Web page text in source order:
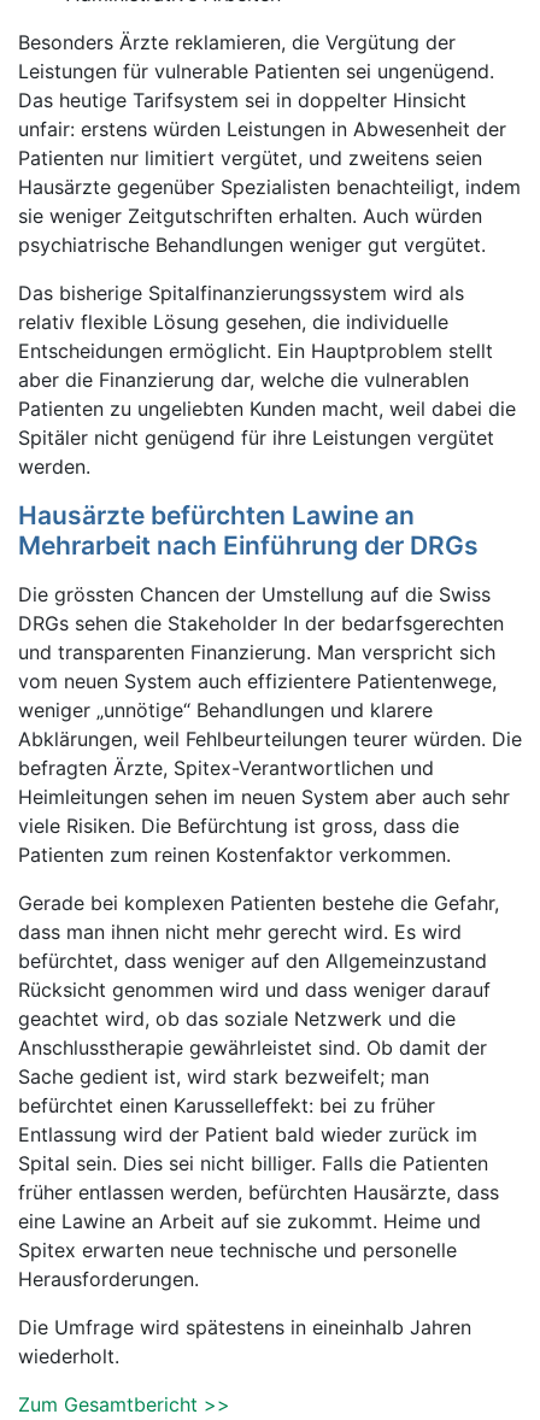
Besonders Ärzte reklamieren, die Vergütung der
Leistungen für vulnerable Patienten sei ungenügend.
Das heutige Tarifsystem sei in doppelter Hinsicht
unfair: erstens würden Leistungen in Abwesenheit der
Patienten nur limitiert vergütet, und zweitens seien
Hausärzte gegenüber Spezialisten benachteiligt, indem
sie weniger Zeitgutschriften erhalten. Auch würden
psychiatrische Behandlungen weniger gut vergütet.
Das bisherige Spitalfinanzierungssystem wird als
relativ flexible Lösung gesehen, die individuelle
Entscheidungen ermöglicht. Ein Hauptproblem stellt
aber die Finanzierung dar, welche die vulnerablen
Patienten zu ungeliebten Kunden macht, weil dabei die
Spitäler nicht genügend für ihre Leistungen vergütet
werden.
Hausärzte befürchten Lawine an
Mehrarbeit nach Einführung der DRGs
Die grössten Chancen der Umstellung auf die Swiss
DRGs sehen die Stakeholder In der bedarfsgerechten
und transparenten Finanzierung. Man verspricht sich
vom neuen System auch effizientere Patientenwege,
weniger „unnötige“ Behandlungen und klarere
Abklärungen, weil Fehlbeurteilungen teurer würden. Die
befragten Ärzte, Spitex-Verantwortlichen und
Heimleitungen sehen im neuen System aber auch sehr
viele Risiken. Die Befürchtung ist gross, dass die
Patienten zum reinen Kostenfaktor verkommen.
Gerade bei komplexen Patienten bestehe die Gefahr,
dass man ihnen nicht mehr gerecht wird. Es wird
befürchtet, dass weniger auf den Allgemeinzustand
Rücksicht genommen wird und dass weniger darauf
geachtet wird, ob das soziale Netzwerk und die
Anschluss­therapie gewährleistet sind. Ob damit der
Sache gedient ist, wird stark bezweifelt; man
befürchtet einen Karusselleffekt: bei zu früher
Entlassung wird der Patient bald wieder zurück im
Spital sein. Dies sei nicht billiger. Falls die Patienten
früher entlassen werden, befürchten Hausärzte, dass
eine Lawine an Arbeit auf sie zukommt. Heime und
Spitex erwarten neue technische und personelle
Herausforderungen.
Die Umfrage wird spätestens in eineinhalb Jahren
wiederholt.
Zum Gesamtbericht >>